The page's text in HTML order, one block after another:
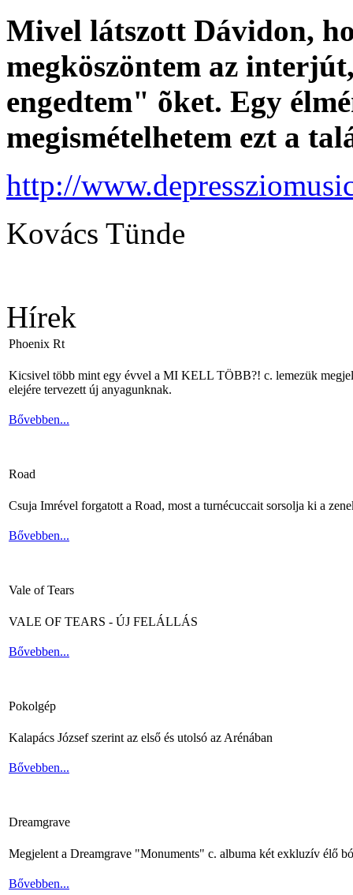
Mivel látszott Dávidon,
megköszöntem az
engedtem" õket. Egy
megismételhetem ezt a
http://
Kovács Tünde
Hírek
Phoenix Rt
Kicsivel több mint egy évvel a MI KELL TÖBB?! c. lemezük
elejére tervezett új anyagunknak.
Bővebben...
Road
Csuja Imrével forgatott a Road, most a turnécuccait sorsolja ki a
Bővebben...
Vale of Tears
VALE OF TEARS - ÚJ FELÁLLÁS
Bővebben...
Pokolgép
Kalapács József szerint az első és utolsó az Arénában
Bővebben...
Dreamgrave
Megjelent a Dreamgrave "Monuments" c. albuma két exkluzív élő
Bővebben...